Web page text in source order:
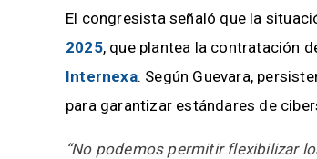
El congresista señaló que la
2025, que plantea la contratación
Internexa. Según Guevara,
para garantizar estándares de
“No podemos permitir flexibilizar